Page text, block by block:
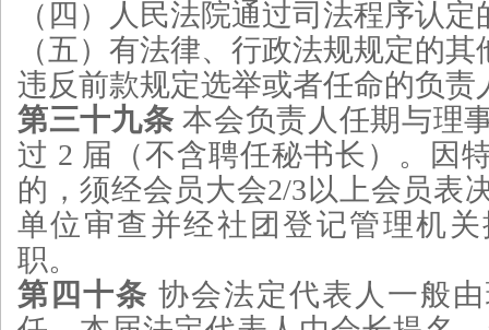
（四）人民法院通过司法程序认
（五）有法律、行政法规规定的其
违反前款规定选举或者任命的负责
第三十九条 本会负责人任期与理
过 2 届（不含聘任秘书长）。因
的，须经会员大会2/3以上会员表
单位审查并经社团登记管理机
职。
第四十条 协会法定代表人一般